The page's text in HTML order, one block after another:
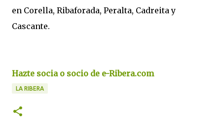
en Corella, Ribaforada, Peralta, Cadreita y
Cascante.
Hazte socia o socio de e-Ribera.com
LA RIBERA